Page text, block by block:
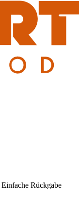
Einfache Rückgabe